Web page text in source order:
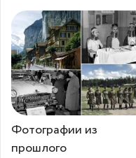
Фотографии из
прошлого